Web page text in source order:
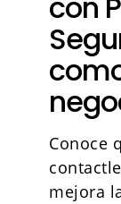
Conoce
mejora